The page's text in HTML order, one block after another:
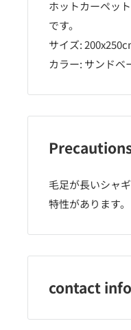
ホットカーペッ
です。
サイズ:
カラー: サンドベ
毛足が長いシャ
特性があります。
contact
萩原株式会社